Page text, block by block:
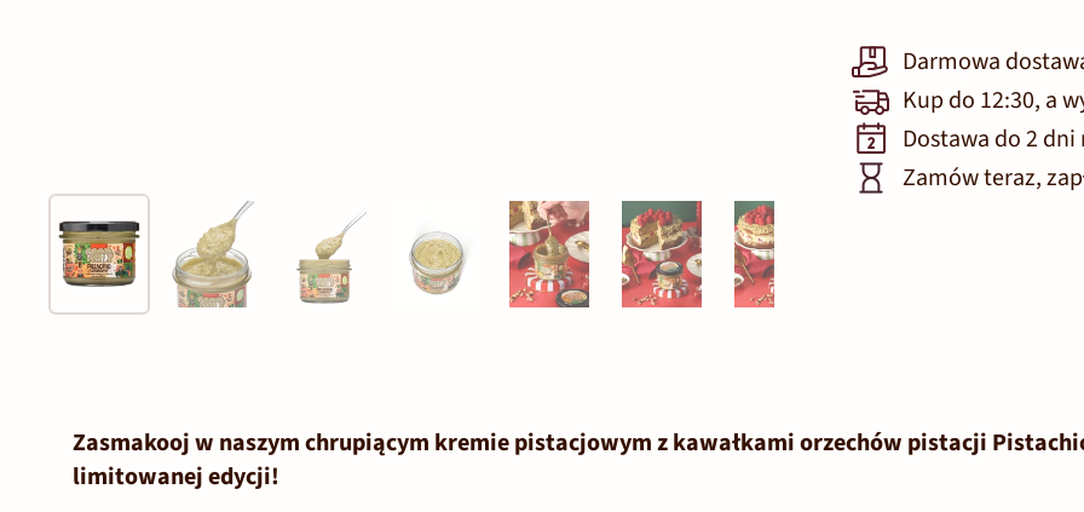
Darmowa
Kup do 12:30, a
Dostawa do 2
Zamów teraz,
Zasmakooj w naszym chrupiącym kremie pistacjowym z kawałkami orzechów pistacji
limitowanej edycji!